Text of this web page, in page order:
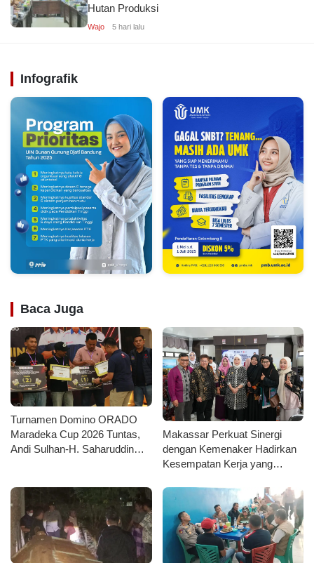
Hutan Produksi
Wajo 5 hari lalu
Infografik
Baca Juga
Turnamen Domino ORADO
Maradeka Cup 2026 Tuntas,
Andi Sulhan-H. Saharuddin
Makassar Perkuat Sinergi
dengan Kemenaker Hadirkan
Kesempatan Kerja yang